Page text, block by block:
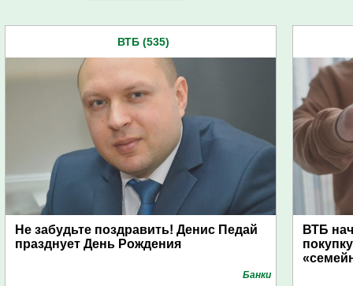
ВТБ (535)
Не забудьте поздравить! Денис Педай
празднует День Рождения
Банки
ВТБ